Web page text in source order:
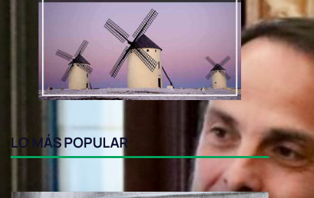
LO MÁS POPULAR